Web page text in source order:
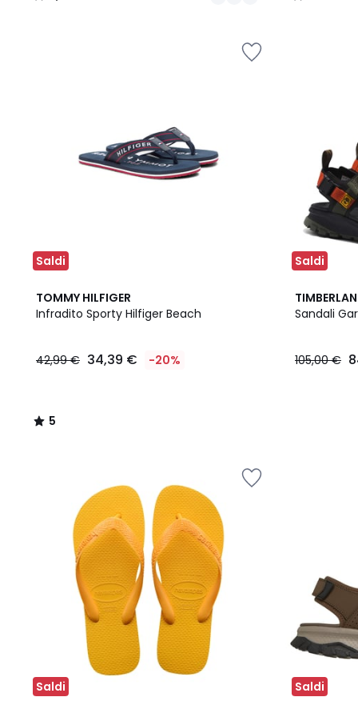
Saldi
TOMMY HILFIGER
Infradito Sporty Hilfiger Beach
42,99 € 34,39 € -20%
5
/
5
/
Saldi
Sandali
105,00 €
Saldi Saldi